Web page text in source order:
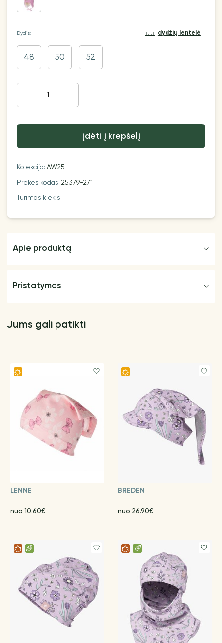
Dydis: dydžių lentelė
48 50 52
įdėti į krepšelį
Kolekcija:AW25
Prekės kodas:25379-271
Turimas kiekis:
Apie produktą
Pristatymas
Jums gali patikti
LENNE
nuo 10.60€
BREDEN
nuo 26.90€